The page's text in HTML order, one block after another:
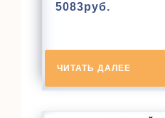
5083руб.
ЧИТАТЬ ДАЛЕЕ